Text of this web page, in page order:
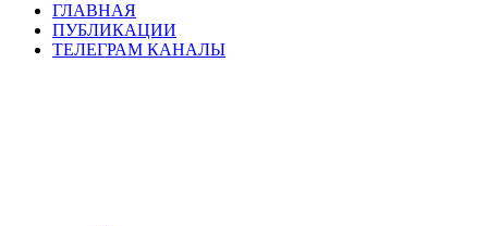
ГЛАВНАЯ
ПУБЛИКАЦИИ
ТЕЛЕГРАМ КАНАЛЫ